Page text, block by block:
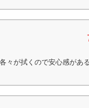
々が拭くので安心感があ